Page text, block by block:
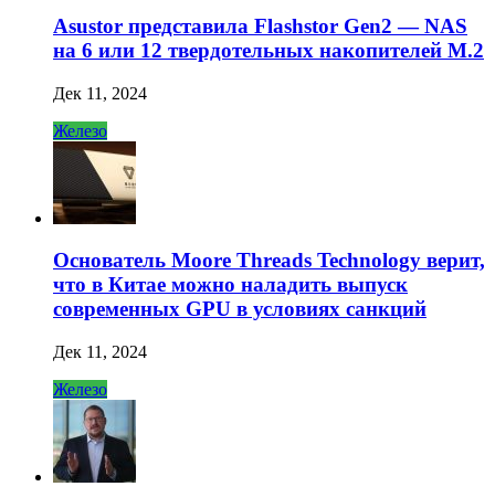
Asustor представила Flashstor Gen2 — NAS
на 6 или 12 твердотельных накопителей M.2
Дек 11, 2024
Железо
Основатель Moore Threads Technology верит,
что в Китае можно наладить выпуск
современных GPU в условиях санкций
Дек 11, 2024
Железо